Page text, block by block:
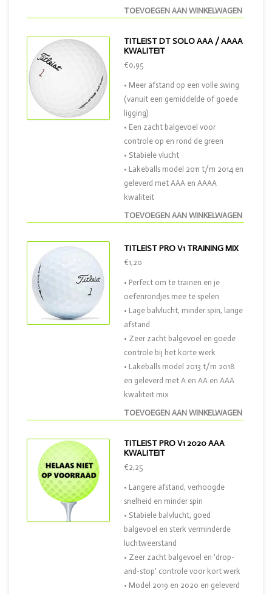
TOEVOEGEN AAN WINKELWAGEN
TITLEIST DT SOLO AAA / AAAA
KWALITEIT
TOEVOEGEN AAN WINKELWAGEN
€0,95
• Meer afstand op een volle swing
(vanuit een gemiddelde of goede
ligging)
• Een zacht balgevoel voor
controle op en rond de green
• Stabiele vlucht
• Lakeballs model 2011 t/m 2014 en
geleverd met AAA en AAAA
kwaliteit
TITLEIST PRO V1 TRAINING MIX
TOEVOEGEN AAN WINKELWAGEN
€1,20
• Perfect om te trainen en je
oefenrondjes mee te spelen
• Lage balvlucht, minder spin, lange
afstand
• Zeer zacht balgevoel en goede
controle bij het korte werk
• Lakeballs model 2013 t/m 2018
en geleverd met A en AA en AAA
kwaliteit mix
TITLEIST PRO V1 2020 AAA
KWALITEIT
€2,25
• Langere afstand, verhoogde
snelheid en minder spin
• Stabiele balvlucht, goed
balgevoel en sterk verminderde
luchtweerstand
• Zeer zacht balgevoel en 'drop-
and-stop' controle voor kort werk
• Model 2019 en 2020 en geleverd